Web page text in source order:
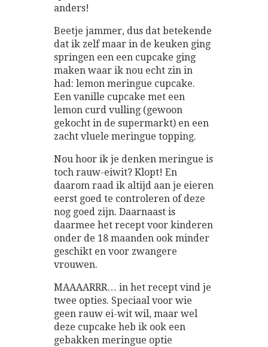
anders!
Beetje jammer, dus dat betekende
dat ik zelf maar in de keuken ging
springen een een cupcake ging
maken waar ik nou echt zin in
had: lemon meringue cupcake.
Een vanille cupcake met een
lemon curd vulling (gewoon
gekocht in de supermarkt) en een
zacht vluele meringue topping.
Nou hoor ik je denken meringue is
toch rauw-eiwit? Klopt! En
daarom raad ik altijd aan je eieren
eerst goed te controleren of deze
nog goed zijn. Daarnaast is
daarmee het recept voor kinderen
onder de 18 maanden ook minder
geschikt en voor zwangere
vrouwen.
MAAAARRR… in het recept vind je
twee opties. Speciaal voor wie
geen rauw ei-wit wil, maar wel
deze cupcake heb ik ook een
gebakken meringue optie